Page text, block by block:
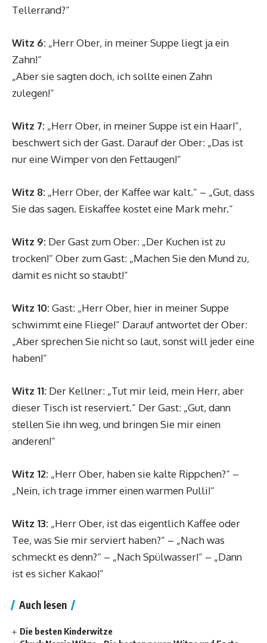
Tellerrand?“
Witz 6: „Herr Ober, in meiner Suppe liegt ja ein
Zahn!“
„Aber sie sagten doch, ich sollte einen Zahn
zulegen!“
Witz 7: „Herr Ober, in meiner Suppe ist ein Haar!“,
beschwert sich der Gast. Darauf der Ober: „Das ist
nur eine Wimper von den Fettaugen!“
Witz 8: „Herr Ober, der Kaffee war kalt.“ – „Gut, dass
Sie das sagen. Eiskaffee kostet eine Mark mehr.“
Witz 9: Der Gast zum Ober: „Der Kuchen ist zu
trocken!“ Ober zum Gast: „Machen Sie den Mund zu,
damit es nicht so staubt!“
Witz 10:Gast: „Herr Ober, hier in meiner Suppe
schwimmt eine Fliege!“ Darauf antwortet der Ober:
„Aber sprechen Sie nicht so laut, sonst will jeder eine
haben!“
Witz 11: Der Kellner: „Tut mir leid, mein Herr, aber
dieser Tisch ist reserviert.“ Der Gast: „Gut, dann
stellen Sie ihn weg, und bringen Sie mir einen
anderen!“
Witz 12: „Herr Ober, haben sie kalte Rippchen?“ –
„Nein, ich trage immer einen warmen Pulli!“
Witz 13: „Herr Ober, ist das eigentlich Kaffee oder
Tee, was Sie mir serviert haben?“ – „Nach was
schmeckt es denn?“ – „Nach Spülwasser!“ – „Dann
ist es sicher Kakao!“
Auch lesen
Die besten Kinderwitze